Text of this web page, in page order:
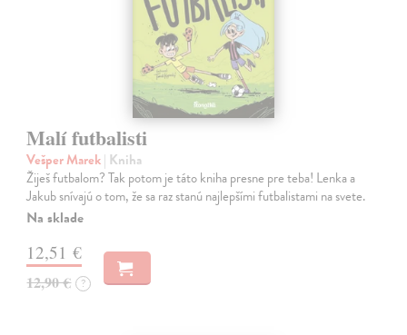
Malí futbalisti
Vešper Marek| Kniha
Žiješ futbalom? Tak potom je táto kniha presne pre teba! Lenka a
Jakub snívajú o tom, že sa raz stanú najlepšími futbalistami na svete.
Na sklade
12,51 €
12,90 € ?